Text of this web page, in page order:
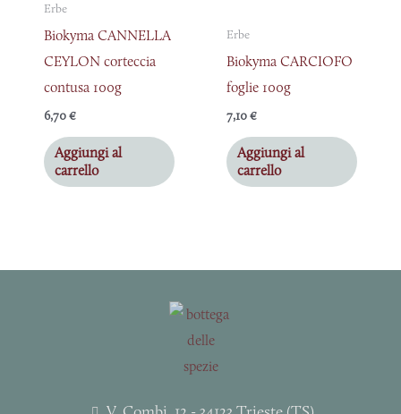
Erbe
Biokyma CANNELLA
CEYLON corteccia
contusa 100g
6,70€
Aggiungi al
carrello
Erbe
Biokyma CARCIOFO
foglie 100g
7,10€
Aggiungi al
carrello